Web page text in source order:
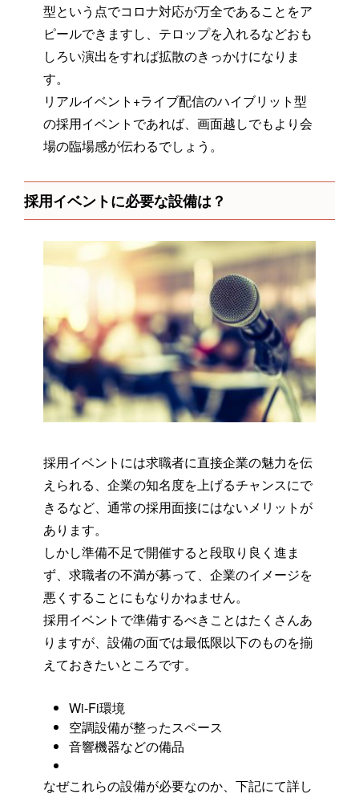
型という点でコロナ対応が万全であることをア
ピールできますし、テロップを入れるなどおも
しろい演出をすれば拡散のきっかけになりま
す。
リアルイベント+ライブ配信のハイブリット型
の採用イベントであれば、画面越しでもより会
場の臨場感が伝わるでしょう。
採用イベントに必要な設備は？
採用イベントには求職者に直接企業の魅力を伝
えられる、企業の知名度を上げるチャンスにで
きるなど、通常の採用面接にはないメリットが
あります。
しかし準備不足で開催すると段取り良く進ま
ず、求職者の不満が募って、企業のイメージを
悪くすることにもなりかねません。
採用イベントで準備するべきことはたくさんあ
りますが、設備の面では最低限以下のものを揃
えておきたいところです。
Wi-Fi環境
空調設備が整ったスペース
音響機器などの備品
なぜこれらの設備が必要なのか、下記にて詳し